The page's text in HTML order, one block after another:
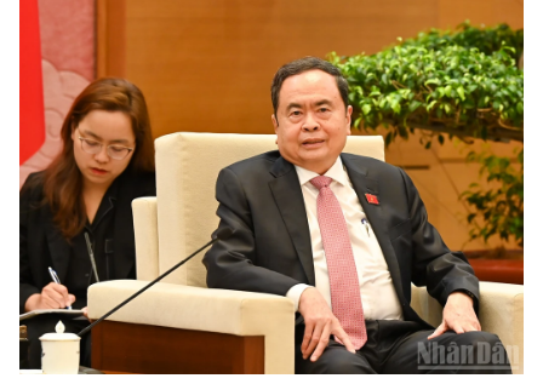
Media Du lịch
Media Thế giới
Media Thể thao
Media Giáo dục
Media Y tế
Media Khoa học - Công nghệ
Media Môi trường